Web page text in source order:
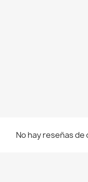
No hay reseñas